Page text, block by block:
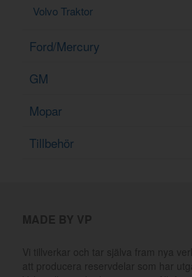
Volvo Traktor
Ford/Mercury
GM
Mopar
Tillbehör